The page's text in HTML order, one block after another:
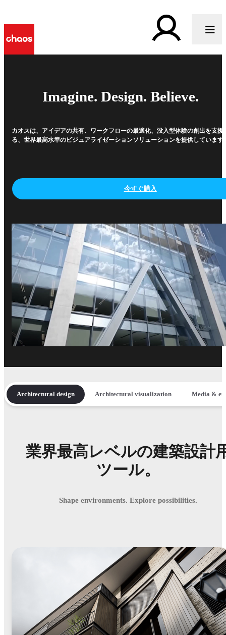
Imagine. Design. Believe.
カオスは、アイデアの共有、ワークフローの最適化、没入型体験の創出を支援
る、世界最高水準のビジュアライゼーションソリューションを提供しています
今すぐ購入
Architectural design Architectural visualization Media &
業界最高レベルの建築設計
ツール。
Shape environments. Explore possibilities.